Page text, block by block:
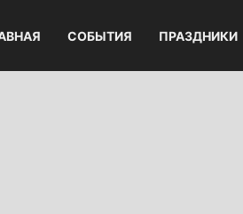
СОБЫТИЯ ПРАЗДНИКИ